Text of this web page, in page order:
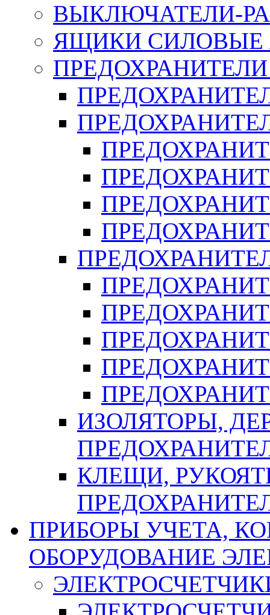
ВЫКЛЮЧАТЕЛИ-
ЯЩИКИ СИЛОВЫЕ
ИЗОЛЯТОРЫ,
КЛЕЩИ,
ПРИБОРЫ УЧЕТА,
ОБОРУДОВАНИЕ